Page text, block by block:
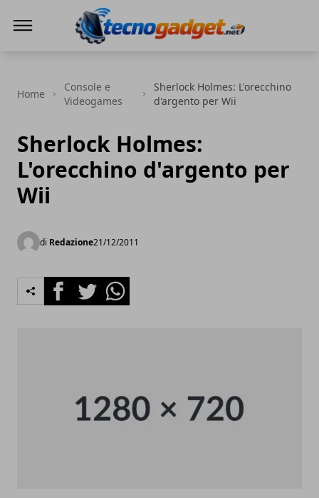
Home
Console e
Videogames
Sherlock Holmes: L'orecchino
d'argento per Wii
Sherlock Holmes:
L'orecchino d'argento per
Wii
di Redazione21/12/2011
FacebookTwitterWhatsapp